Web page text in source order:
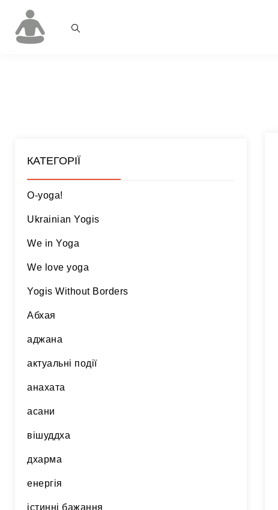
КАТЕГОРІЇ
O-yoga!
Ukrainian Yogis
We in Yoga
We love yoga
Yogis Without Borders
Абхая
аджана
актуальні події
анахата
асани
вішуддха
дхарма
енергія
істинні бажання